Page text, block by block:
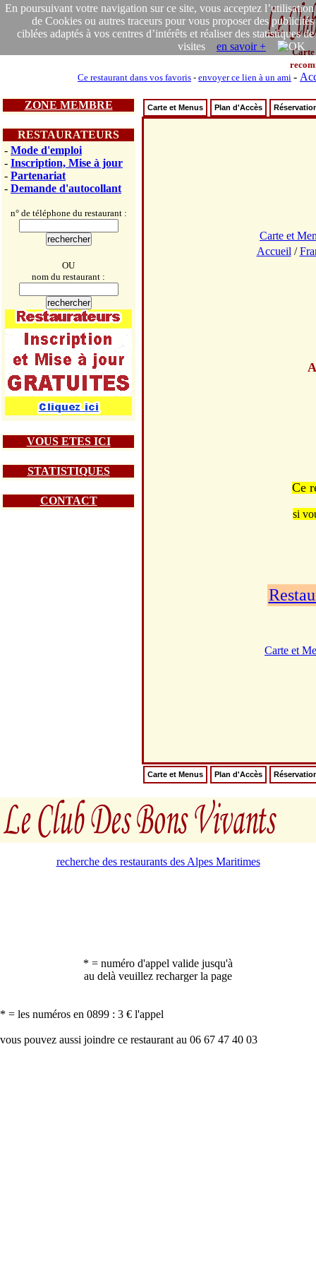
En poursuivant votre navigation sur ce site, vous acceptez l’utilisation
de Cookies ou autres traceurs pour vous proposer des publicités
ciblées adaptés à vos centres d’intérêts et réaliser des statistiques de
visites en savoir +
Carte
Ce restaurant dans vos favoris - envoyer ce lien à un ami -
ZONE MEMBRE
RESTAURATEURS
- Mode d'emploi
- Inscription, Mise à jour
- Partenariat
- Demande d'autocollant
n° de téléphone du restaurant :
OU
nom du restaurant :
VOUS ETES ICI
STATISTIQUES
CONTACT
Carte et Menus Plan d'Accès
Carte et
Accueil /
Ce
si
Carte et
Carte et Menus Plan d'Accès
recherche des restaurants des Alpes Maritimes
* = numéro d'appel valide jusqu'à
au delà veuillez recharger la page
* = les numéros en 0899 : 3 € l'appel
vous pouvez aussi joindre ce restaurant au 06 67 47 40 03